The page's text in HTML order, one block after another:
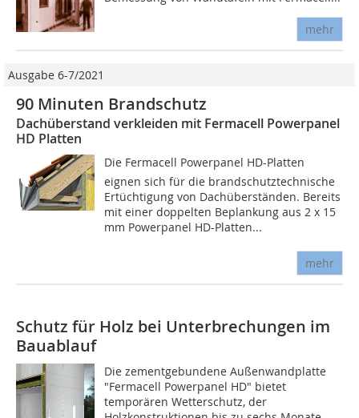
mehr
Ausgabe 6-7/2021
90 Minuten Brandschutz
Dachüberstand verkleiden mit Fermacell Powerpanel
HD Platten
Die Fermacell Powerpanel HD-Platten
eignen sich für die brandschutztechnische
Ertüchtigung von Dachüberständen. Bereits
mit einer doppelten Beplankung aus 2 x 15
mm Powerpanel HD-Platten...
mehr
Schutz für Holz bei Unterbrechungen im
Bauablauf
Die zementgebundene Außenwandplatte
"Fermacell Powerpanel HD" bietet
temporären Wetterschutz, der